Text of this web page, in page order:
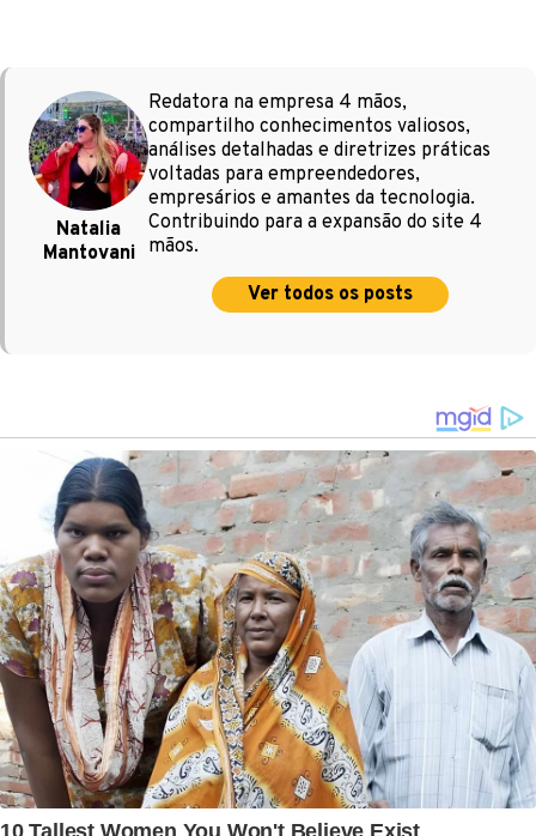
Natalia
Mantovani
Redatora na empresa 4 mãos,
compartilho conhecimentos valiosos,
análises detalhadas e diretrizes práticas
voltadas para empreendedores,
empresários e amantes da tecnologia.
Contribuindo para a expansão do site 4
mãos.
Ver todos os posts